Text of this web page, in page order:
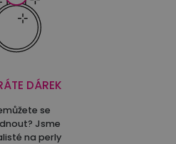
DÁREK
se
Jsme
na perly